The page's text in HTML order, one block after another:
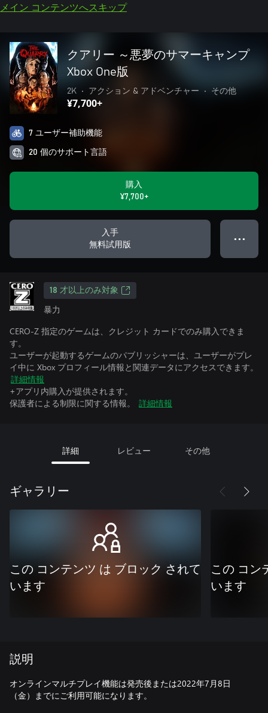
メイン コンテンツへスキップ
クアリー ～悪夢のサマーキャンプ
Xbox One版
2K • アクション & アドベンチャー • その他
¥7,700+
7 ユーザー補助機能
20 個のサポート言語
購入
¥7,700+
入手
無料試用版
● ● ●
18 才以上のみ対象
暴力
CERO-Z 指定のゲームは、クレジット カードでのみ購入できま
す。
ユーザーが起動するゲームのパブリッシャーは、ユーザーがプレ
イ中に Xbox プロフィール情報と関連データにアクセスできます。
詳細情報
+アプリ内購入が提供されます。
保護者による制限に関する情報。
詳細情報
詳細 レビュー その他
ギャラリー
この コンテンツ は ブロック されて
います
この コン
います
説明
オンラインマルチプレイ機能は発売後または2022年7月8日
（金）までにご利用可能になります。